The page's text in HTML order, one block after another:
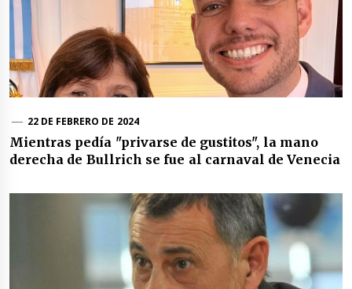
22 DE FEBRERO DE 2024
Mientras pedía "privarse de gustitos", la mano
derecha de Bullrich se fue al carnaval de Venecia